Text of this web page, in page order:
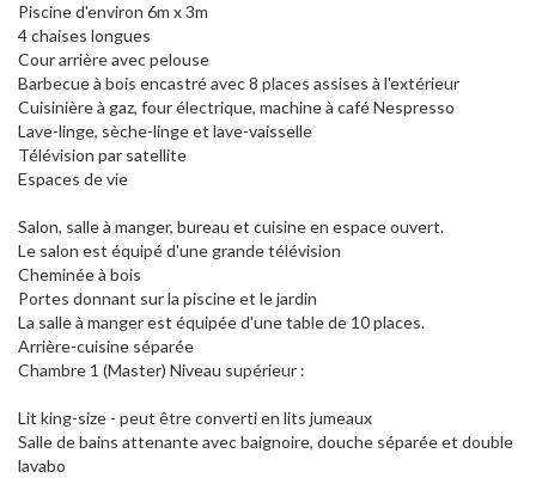
Piscine d'environ 6m x 3m
4 chaises longues
Cour arrière avec pelouse
Barbecue à bois encastré avec 8 places assises à l'extérieur
Cuisinière à gaz, four électrique, machine à café Nespresso
Lave-linge, sèche-linge et lave-vaisselle
Télévision par satellite
Espaces de vie
Salon, salle à manger, bureau et cuisine en espace ouvert.
Le salon est équipé d'une grande télévision
Cheminée à bois
Portes donnant sur la piscine et le jardin
La salle à manger est équipée d'une table de 10 places.
Arrière-cuisine séparée
Chambre 1 (Master) Niveau supérieur :
Lit king-size - peut être converti en lits jumeaux
Salle de bains attenante avec baignoire, douche séparée et double
lavabo